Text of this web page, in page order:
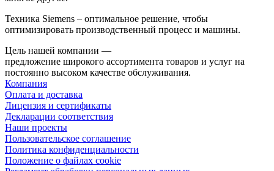
Техника Siemens – оптимальное решение, чтобы
оптимизировать производственный процесс и машины.
Цель нашей компании —
предложение широкого ассортимента товаров и услуг на
постоянно высоком качестве обслуживания.
Компания
Оплата и доставка
Лицензия и сертификаты
Декларации соответствия
Наши проекты
Пользовательское соглашение
Политика конфиденциальности
Положение о файлах cookie